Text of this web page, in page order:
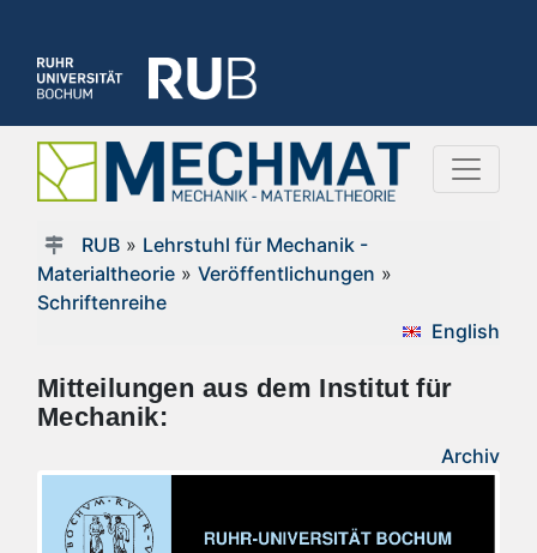
RUB» Lehrstuhl für Mechanik -
Materialtheorie » Veröffentlichungen »
Schriftenreihe
English
Mitteilungen aus dem Institut für
Mechanik:
Archiv